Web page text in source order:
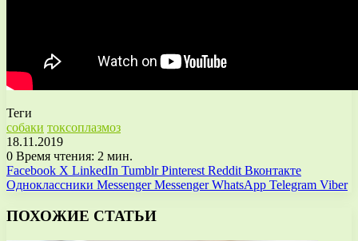
Теги
собаки токсоплазмоз
18.11.2019
0 Время чтения: 2 мин.
Facebook X LinkedIn Tumblr Pinterest Reddit Вконтакте
Одноклассники Messenger Messenger WhatsApp Telegram Viber
ПОХОЖИЕ СТАТЬИ